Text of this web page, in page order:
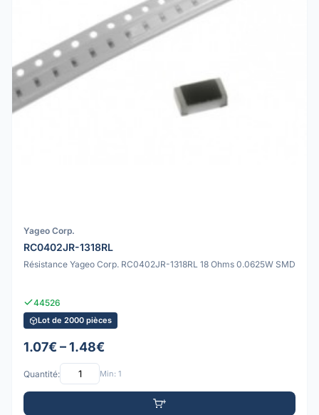
Yageo Corp.
RC0402JR-1318RL
Résistance Yageo Corp. RC0402JR-1318RL 18 Ohms 0.0625W SMD
44526
Lot de 2000 pièces
1.07€ – 1.48€
Quantité: Min: 1